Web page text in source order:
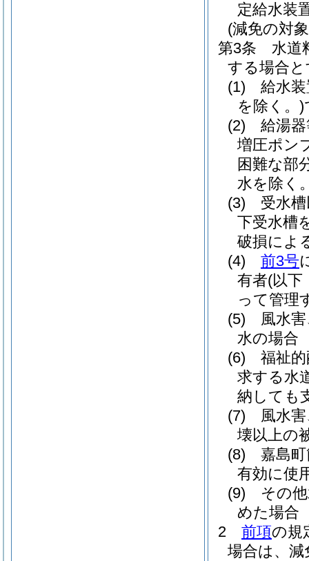
定給水装
(減免の対
第3条
水道
する場合
(1)
給水
を除く。)
(2)
給湯
増圧ポン
困難な部
水を除く
(3)
受水
下受水槽
破損によ
(4)
前3号
有者(以下
って管理
(5)
風水
水の場合
(6)
福祉
求する水
納しても
(7)
風水
壊以上の
(8)
嘉島
有効に使
(9)
その
めた場合
2
前項の規
場合は、